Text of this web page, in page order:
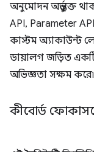
অনুমোদন অন্তর্ভুক্ত
API, Parameter
কাস্টম অ্যাকাউন্ট
ডায়ালগ জড়িত
অভিজ্ঞতা সক্ষম করে৷
কীবোর্ড